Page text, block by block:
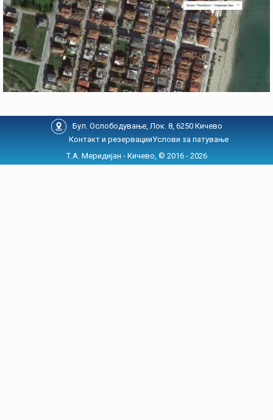
Бул. Ослободување, Лок. 8, 6250 Кичево
Контакт и резервацииУслови за патување
Т.А. Меридијан - Кичево, © 2016 - 2026